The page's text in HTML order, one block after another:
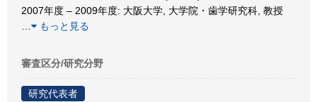
2007年度 – 2009年度: 大阪大学, 大学院・歯学研究科, 教授
もっと見る
審査区分/研究分野
研究代表者